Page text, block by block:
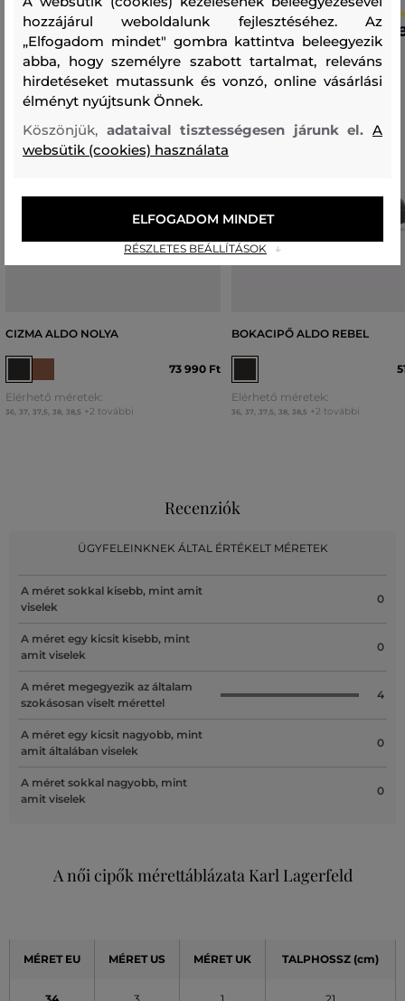
CIZMA ALDO NOLYA
73 990 Ft
Elérhető méretek:
36 37 37,5 38 38,5 +2 további
BOKACIPŐ ALDO REBEL
Elérhető méretek:
36 37 37,5 38 38,5 +2 további
Recenziók
ÜGYFELEINKNEK ÁLTAL ÉRTÉKELT MÉRETEK
A méret sokkal kisebb, mint amit
viselek
0
A méret egy kicsit kisebb, mint
amit viselek
0
A méret megegyezik az általam
szokásosan viselt mérettel
4
A méret egy kicsit nagyobb, mint
amit általában viselek
0
A méret sokkal nagyobb, mint
amit viselek
0
A női cipők mérettáblázata Karl Lagerfeld
MÉRET EU MÉRET US MÉRET UK TALPHOSSZ (cm)
hozzájárul weboldalunk fejlesztéséhez. Az
„Elfogadom mindet" gombra kattintva beleegyezik
abba, hogy személyre szabott tartalmat, releváns
hirdetéseket mutassunk és vonzó, online vásárlási
élményt nyújtsunk Önnek.
Köszönjük, adataival tisztességesen járunk el.A
websütik (cookies) használata
RÉSZLETES BEÁLLÍTÁSOK
ELFOGADOM MINDET